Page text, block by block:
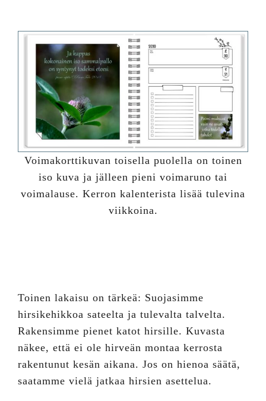
Voimakorttikuvan toisella puolella on toinen
iso kuva ja jälleen pieni voimaruno tai
voimalause. Kerron kalenterista lisää tulevina
viikkoina.
Toinen lakaisu on tärkeä: Suojasimme
hirsikehikkoa sateelta ja tulevalta talvelta.
Rakensimme pienet katot hirsille. Kuvasta
näkee, että ei ole hirveän montaa kerrosta
rakentunut kesän aikana. Jos on hienoa säätä,
saatamme vielä jatkaa hirsien asettelua.